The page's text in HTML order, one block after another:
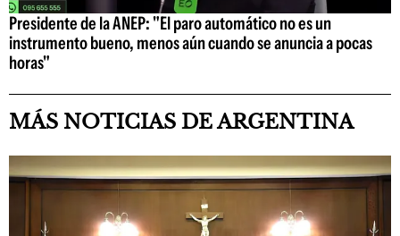
Presidente de la ANEP: "El paro automático no es un
instrumento bueno, menos aún cuando se anuncia a pocas
horas"
MÁS NOTICIAS DE ARGENTINA